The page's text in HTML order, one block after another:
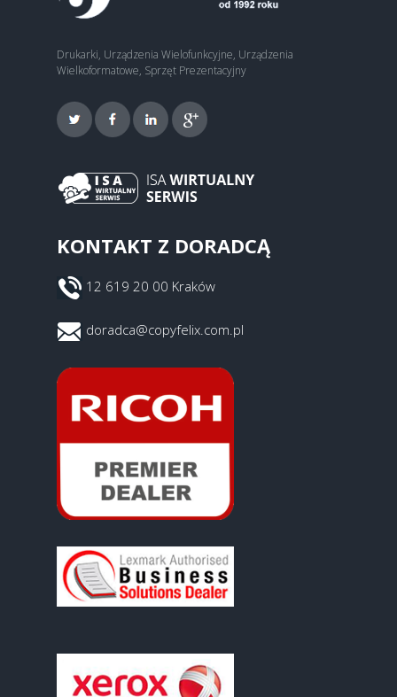
Drukarki, Urządzenia Wielofunkcyjne, Urządzenia
Wielkoformatowe, Sprzęt Prezentacyjny
KONTAKT Z DORADCĄ
12 619 20 00 Kraków
doradca@copyfelix.com.pl